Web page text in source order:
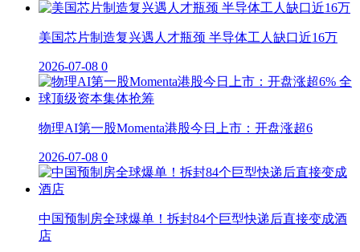
美国芯片制造复兴遇人才瓶颈 半导体工人缺口近16万
2026-07-08 0
物理AI第一股Momenta港股今日上市：开盘涨超6
2026-07-08 0
中国预制房全球爆单！拆封84个巨型快递后直接变成酒
店